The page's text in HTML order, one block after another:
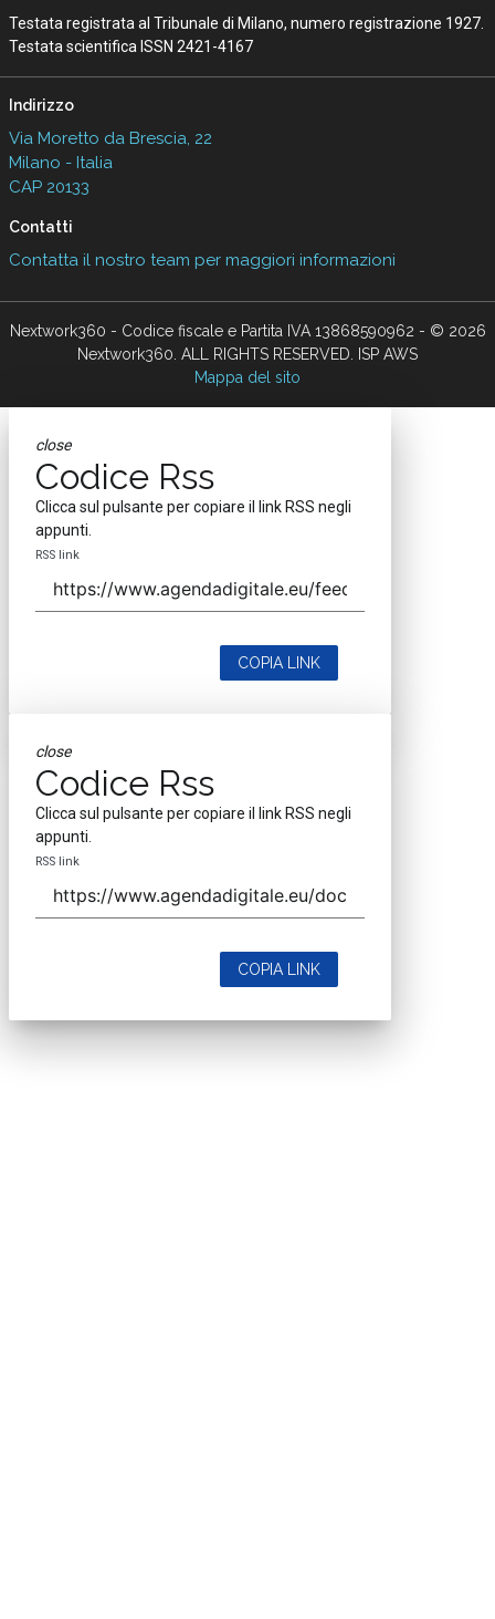
Testata registrata al Tribunale di Milano, numero registrazione 1927.
Testata scientifica ISSN 2421-4167
Indirizzo
Via Moretto da Brescia, 22
Milano - Italia
CAP 20133
Contatti
Contatta il nostro team per maggiori informazioni
Nextwork360 - Codice fiscale e Partita IVA 13868590962 - © 2026
Nextwork360. ALL RIGHTS RESERVED. ISP AWS
Mappa del sito
close
Codice Rss
Clicca sul pulsante per copiare il link RSS negli
appunti.
RSS link
COPIA LINK
close
Codice Rss
Clicca sul pulsante per copiare il link RSS negli
appunti.
RSS link
COPIA LINK